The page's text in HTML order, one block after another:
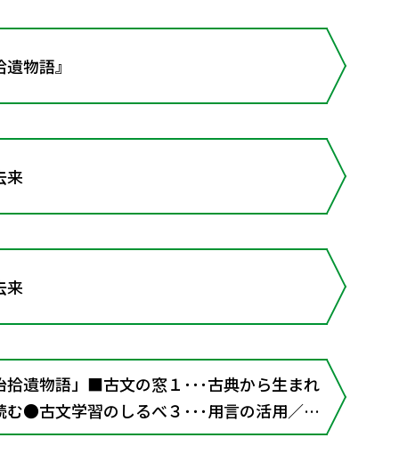
物語』
遺物語」■古文の窓１･･･古典から生まれ
む●古文学習のしるべ３･･･用言の活用／係
確定条件